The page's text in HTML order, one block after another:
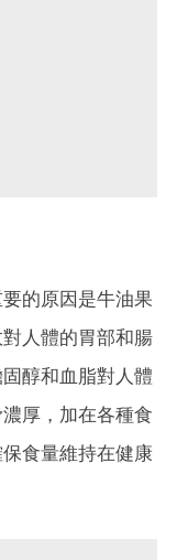
的原因是牛油果
人體的胃部和腸
醇和血脂對人體
厚，加在各種食
食量維持在健康